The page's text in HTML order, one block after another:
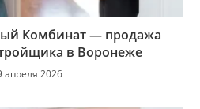
Комбинат — продажа
в Воронеже
апреля 2026